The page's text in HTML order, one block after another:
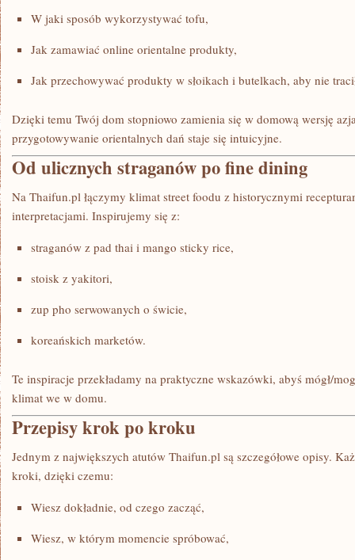
W jaki sposób wykorzystywać tofu,
Jak zamawiać online orientalne produkty,
Jak przechowywać produkty w słoikach i butelkach, aby nie
Dzięki temu Twój dom stopniowo zamienia się w domową wersję
przygotowywanie orientalnych dań staje się intuicyjne.
Od ulicznych straganów po fine dining
Na Thaifun.pl łączymy klimat street foodu z historycznymi
interpretacjami. Inspirujemy się z:
straganów z pad thai i mango sticky rice,
stoisk z yakitori,
zup pho serwowanych o świcie,
koreańskich marketów.
Te inspiracje przekładamy na praktyczne wskazówki, abyś mógł/
klimat we w domu.
Przepisy krok po kroku
Jednym z największych atutów Thaifun.pl są szczegółowe opisy.
kroki, dzięki czemu:
Wiesz dokładnie, od czego zacząć,
Wiesz, w którym momencie spróbować,